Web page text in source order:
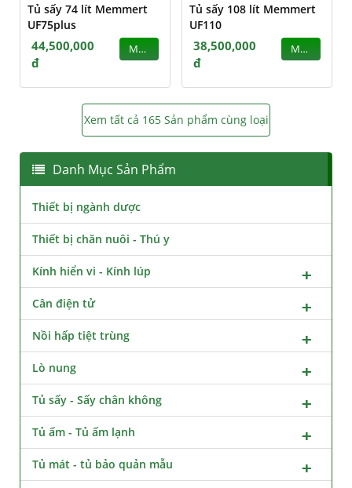
Tủ sấy 74 lít Memmert
UF75plus
44,500,000
đ
MUA
Tủ sấy 108 lít Memmert
UF110
38,500,000
đ
MUA
Xem tất cả 165 Sản phẩm cùng loại
Danh Mục Sản Phẩm
Thiết bị ngành dược
Thiết bị chăn nuôi - Thú y
Kính hiển vi - Kính lúp
Cân điện tử
Nồi hấp tiệt trùng
Lò nung
Tủ sấy - Sấy chân không
Tủ ấm - Tủ ấm lạnh
Tủ mát - tủ bảo quản mẫu